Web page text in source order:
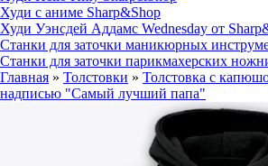
Худи с аниме Sharp&Shop
Худи Уэнсдей Аддамс Wednesday от
Станки для заточки маникюрных
Станки для заточки парикмахерских
Главная » Толстовки » Толстовка с
надписью "Самый лучший папа"